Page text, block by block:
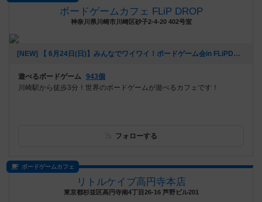
ボードゲームカフェ FLiP DROP
神奈川県川崎市川崎区砂子2-4-20 402号室
[NEW] 【 6月24日(日)】みんなでワイワイ！ボードゲーム会in FLiPDROP 【 人狼とかやりたいの！！】（2018年06月06日 15時02分）
遊べるボードゲーム 943個
川崎駅から徒歩3分！世界のボードゲームが遊べるカフェです！
フォローする
ボードゲームカフェ
リトルケイブ高円寺本店
東京都杉並区高円寺南4丁目26-16 芦野ビル201